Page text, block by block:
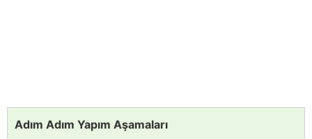
Adım Adım Yapım Aşamaları